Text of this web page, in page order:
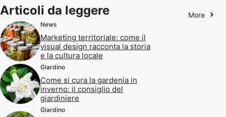
Articoli da leggere More
News
Marketing territoriale: come il
visual design racconta la storia
e la cultura locale
Giardino
Come si cura la gardenia in
inverno: il consiglio del
giardiniere
Giardino